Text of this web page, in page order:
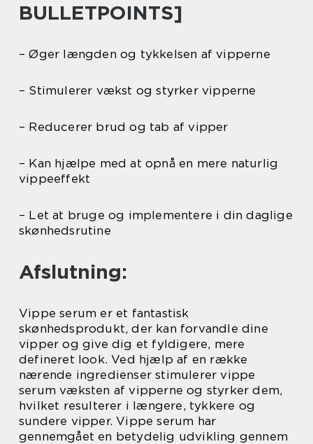
BULLETPOINTS]
– Øger længden og tykkelsen af vipperne
– Stimulerer vækst og styrker vipperne
– Reducerer brud og tab af vipper
– Kan hjælpe med at opnå en mere naturlig
vippeeffekt
– Let at bruge og implementere i din daglige
skønhedsrutine
Afslutning:
Vippe serum er et fantastisk
skønhedsprodukt, der kan forvandle dine
vipper og give dig et fyldigere, mere
defineret look. Ved hjælp af en række
nærende ingredienser stimulerer vippe
serum væksten af vipperne og styrker dem,
hvilket resulterer i længere, tykkere og
sundere vipper. Vippe serum har
gennemgået en betydelig udvikling gennem